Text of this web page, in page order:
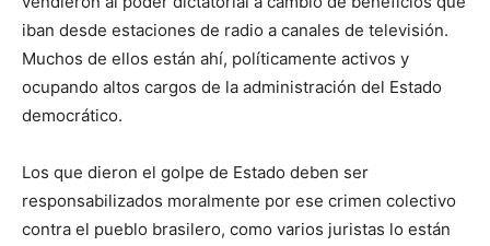
iban desde estaciones de radio a canales de televisión.
Muchos de ellos están ahí, políticamente activos y
ocupando altos cargos de la administración del Estado
democrático.
Los que dieron el golpe de Estado deben ser
responsabilizados moralmente por ese crimen colectivo
contra el pueblo brasilero, como varios juristas lo están